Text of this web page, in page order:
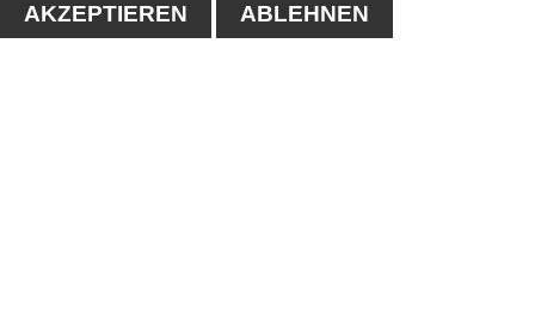
AKZEPTIEREN ABLEHNEN